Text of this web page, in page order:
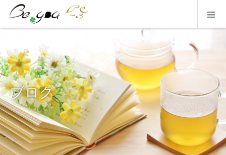
ブログ